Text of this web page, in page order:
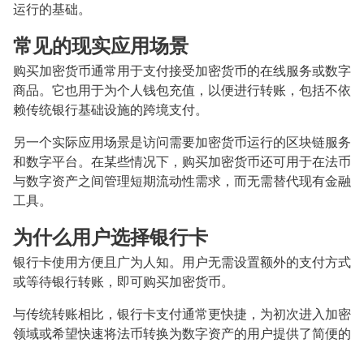
运行的基础。
常见的现实应用场景
购买加密货币通常用于支付接受加密货币的在线服务或数字
商品。它也用于为个人钱包充值，以便进行转账，包括不依
赖传统银行基础设施的跨境支付。
另一个实际应用场景是访问需要加密货币运行的区块链服务
和数字平台。在某些情况下，购买加密货币还可用于在法币
与数字资产之间管理短期流动性需求，而无需替代现有金融
工具。
为什么用户选择银行卡
银行卡使用方便且广为人知。用户无需设置额外的支付方式
或等待银行转账，即可购买加密货币。
与传统转账相比，银行卡支付通常更快捷，为初次进入加密
领域或希望快速将法币转换为数字资产的用户提供了简便的